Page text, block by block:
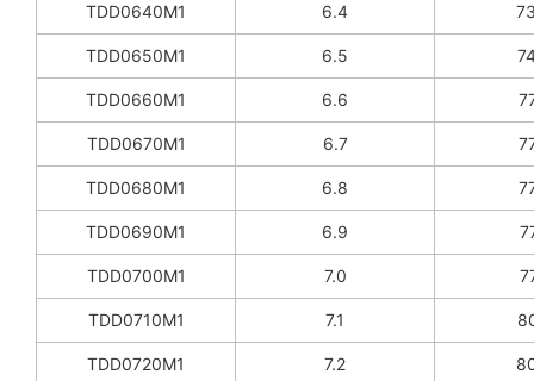
TDD0640M1 6.4
TDD0650M1 6.5
TDD0660M1 6.6
TDD0670M1 6.7
TDD0680M1 6.8
TDD0690M1 6.9
TDD0700M1 7.0
TDD0710M1 7.1
TDD0720M1 7.2